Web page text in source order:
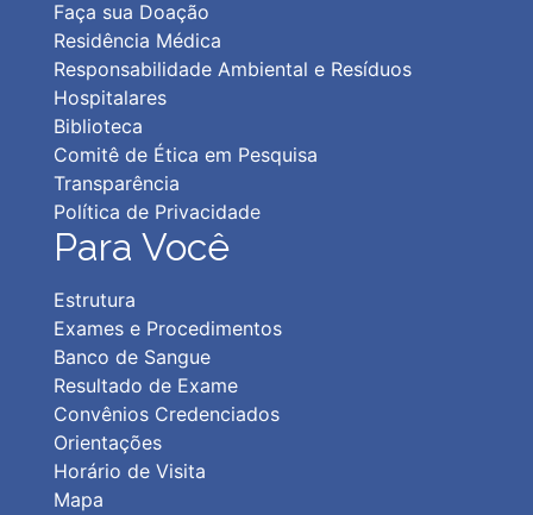
Faça sua Doação
Residência Médica
Responsabilidade Ambiental e Resíduos
Hospitalares
Biblioteca
Comitê de Ética em Pesquisa
Transparência
Política de Privacidade
Para Você
Estrutura
Exames e Procedimentos
Banco de Sangue
Resultado de Exame
Convênios Credenciados
Orientações
Horário de Visita
Mapa